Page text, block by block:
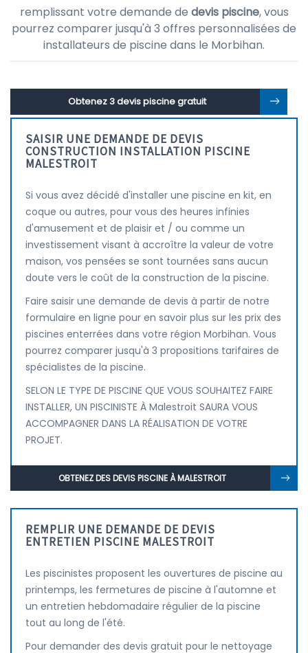
remplissant votre demande de devis piscine, vous
pourrez comparer jusqu'à 3 offres personnalisées de
installateurs de piscine dans le Morbihan.
Obtenez 3 devis piscine gratuit
SAISIR UNE DEMANDE DE DEVIS
CONSTRUCTION INSTALLATION PISCINE
MALESTROIT
Si vous avez décidé d'installer une piscine en kit, en
coque ou autres, pour vous des heures infinies
d'amusement et de plaisir et / ou comme un
investissement visant à accroître la valeur de votre
maison, vos pensées se sont tournées sans aucun
doute vers le coût de la construction de la piscine.
Faire saisir une demande de devis à partir de notre
formulaire en ligne pour en savoir plus sur les prix des
piscines enterrées dans votre région Morbihan. Vous
pourrez comparer jusqu'à 3 propositions tarifaires de
spécialistes de la piscine.
SELON LE TYPE DE PISCINE QUE VOUS SOUHAITEZ FAIRE
INSTALLER, UN PISCINISTE À Malestroit SAURA VOUS
ACCOMPAGNER DANS LA RÉALISATION DE VOTRE
PROJET.
OBTENEZ DES DEVIS PISCINE À MALESTROIT
REMPLIR UNE DEMANDE DE DEVIS
ENTRETIEN PISCINE MALESTROIT
Les piscinistes proposent les ouvertures de piscine au
printemps, les fermetures de piscine à l'automne et
un entretien hebdomadaire régulier de la piscine
tout au long de l'été.
Pour demander des devis gratuit pour le nettoyage